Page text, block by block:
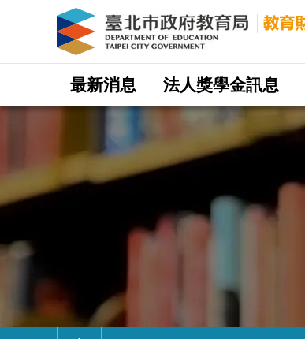
教
臺
法
人
網
最新消息 法人獎學金訊息
首